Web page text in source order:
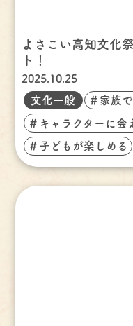
よさこい高知文化
ト！
2025.10.25
文化一般 ＃家族
＃キャラクターに会
＃子どもが楽しめる